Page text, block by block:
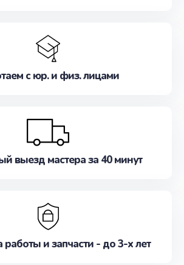
с юр. и физ. лицами
выезд мастера за 40 минут
работы и запчасти - до 3-х лет